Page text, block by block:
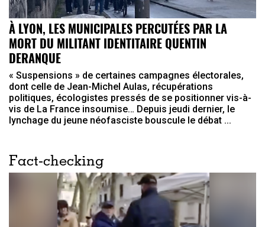
À LYON, LES MUNICIPALES PERCUTÉES PAR LA
MORT DU MILITANT IDENTITAIRE QUENTIN
DERANQUE
« Suspensions » de certaines campagnes électorales,
dont celle de Jean-Michel Aulas, récupérations
politiques, écologistes pressés de se positionner vis-à-
vis de La France insoumise… Depuis jeudi dernier, le
lynchage du jeune néofasciste bouscule le débat ...
Fact-checking